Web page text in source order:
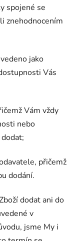
spojené se
znehodnocením
jako
Vás
Vám vždy
nebo
přičemž
dodání.
dodat ani do
v
jsme My i